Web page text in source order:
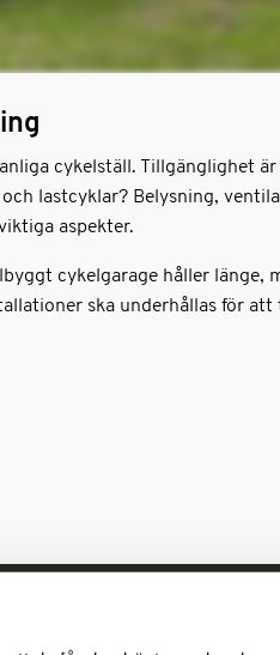
cykelställ. Tillgänglighet
lastcyklar? Belysning,
aspekter.
cykelgarage håller länge,
ska underhållas för